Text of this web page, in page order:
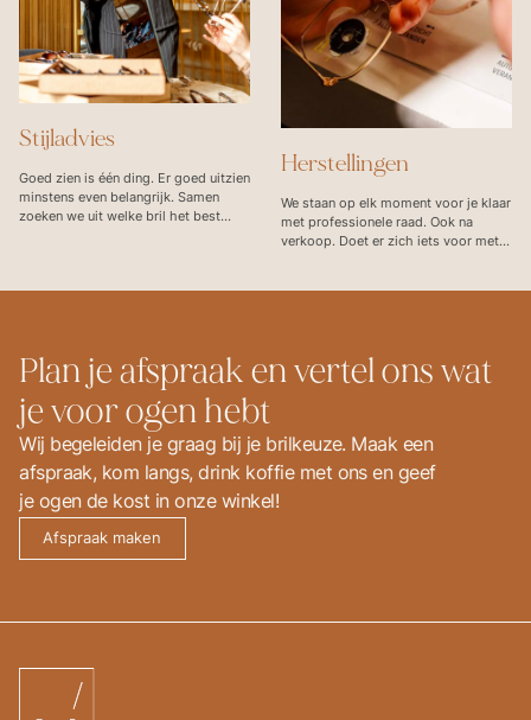
Stijladvies
Goed zien is één ding. Er goed uitzien
minstens even belangrijk. Samen
zoeken we uit welke bril het best
Herstellingen
We staan op elk moment voor je klaar
met professionele raad. Ook na
verkoop. Doet er zich iets voor met
Plan je afspraak en vertel ons wat
je voor ogen hebt
Wij begeleiden je graag bij je brilkeuze. Maak een
afspraak, kom langs, drink koffie met ons en geef
je ogen de kost in onze winkel!
Afspraak maken